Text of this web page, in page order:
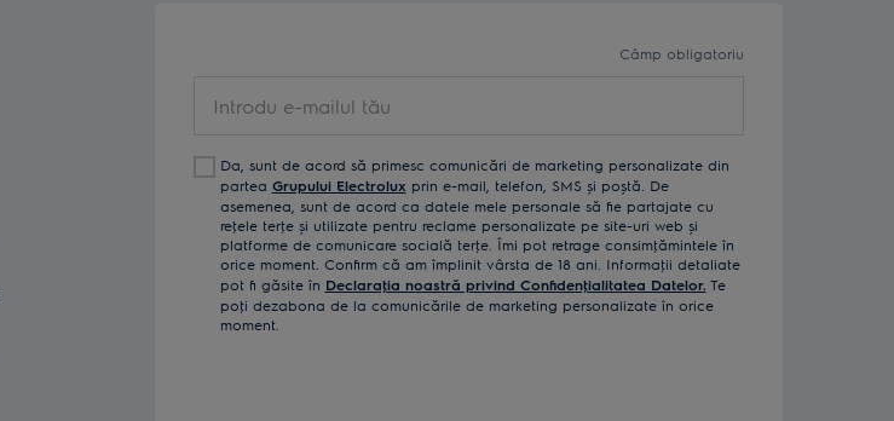
Câmp obligatoriu
Da, sunt de acord să primesc comunicări de marketing personalizate din
partea Grupului Electrolux prin e-mail, telefon, SMS și poștă. De
asemenea, sunt de acord ca datele mele personale să fie partajate cu
reţele terţe și utilizate pentru reclame personalizate pe site-uri web și
platforme de comunicare socială terţe. Îmi pot retrage consimţămintele în
orice moment. Confirm că am împlinit vârsta de 18 ani. Informaţii detaliate
pot fi găsite în Declaraţia noastră privind Confidenţialitatea Datelor. Te
poţi dezabona de la comunicările de marketing personalizate în orice
moment.